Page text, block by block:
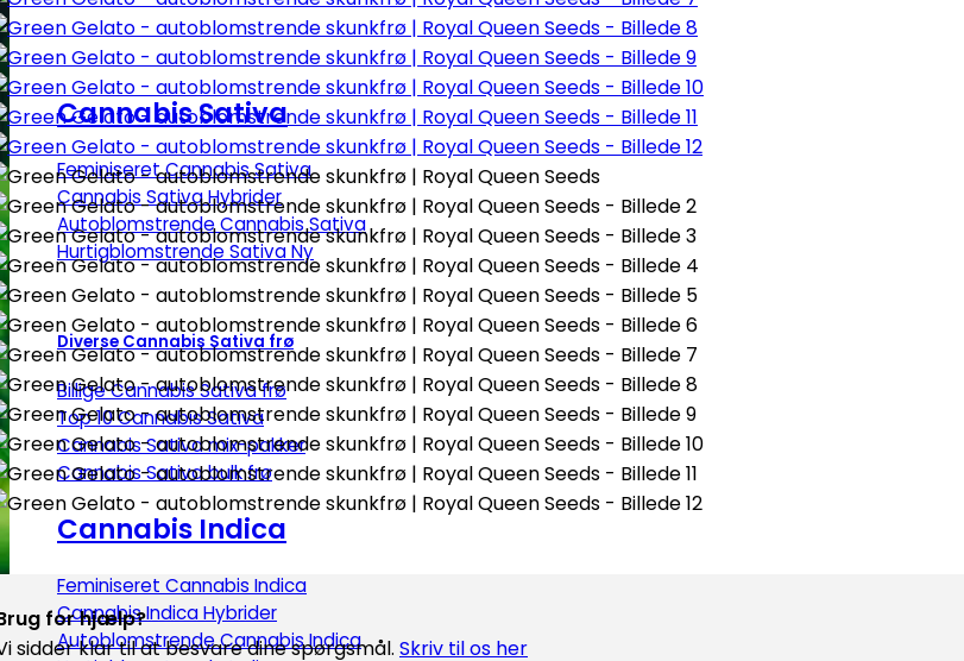
Cannabis Sativa
Feminiseret Cannabis Sativa
Cannabis Sativa Hybrider
Autoblomstrende Cannabis Sativa
Hurtigblomstrende Sativa
Diverse Cannabis Sativa frø
Billige Cannabis Sativa frø
Top 10 Cannabis Sativa
Cannabis Sativa mix-pakker
Cannabis Sativa bulk frø
Cannabis Indica
Feminiseret Cannabis Indica
Cannabis Indica Hybrider
Autoblomstrende Cannabis Indica
for hjælp?
sidder klar til at besvare dine spørgsmål. Skriv til os her